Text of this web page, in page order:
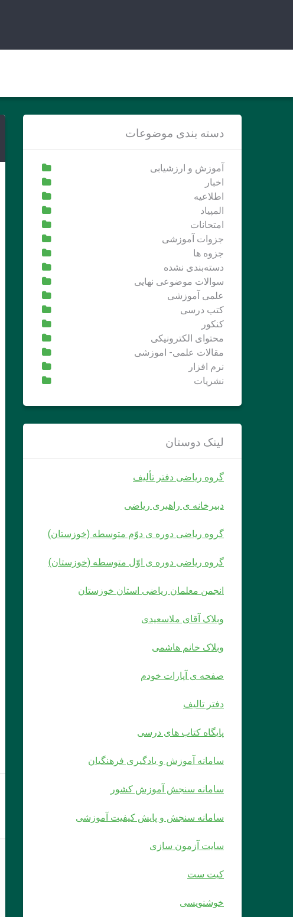
دسته بندی موضوعات
آموزش و ارزشیابی
اخبار
اطلاعیه
المپیاد
امتحانات
جزوات آموزشی
جزوه ها
دسته‌بندی نشده
سوالات موضوعی نهایی
علمی آموزشی
کتب درسی
کنکور
محتوای الکترونیکی
مقالات علمی- اموزشی
نرم افزار
نشریات
لینک دوستان
گروه ریاضی دفتر تألیف
دبیرخانه ی راهبری ریاضی
گروه ریاضی دوره ی دوّم متوسطه (خوزستان)
گروه ریاضی دوره ی اوّل متوسطه (خوزستان)
انجمن معلمان ریاضی استان خوزستان
وبلاک آقای ملاسعیدی
وبلاک خانم هاشمی
صفحه ی آپارات خودم
دفتر تالیف
پایگاه کتاب های درسی
سامانه آموزش و یادگیری فرهنگیان
سامانه سنجش آموزش کشور
سامانه سنجش و پایش کیفیت آموزشی
سایت آزمون سازی
کیت ست
خوشنویسی